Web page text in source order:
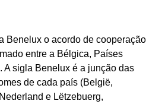
Benelux o acordo de cooperação
entre a Bélgica, Países
A sigla Benelux é a junção das
de cada país (België,
e Lëtzebuerg,